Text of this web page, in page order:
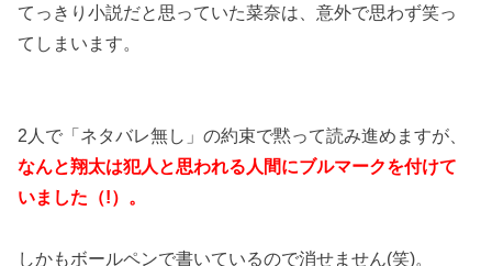
てっきり小説だと思っていた菜奈は、意外で思わず笑っ
てしまいます。
2人で「ネタバレ無し」の約束で黙って読み進めますが、
なんと翔太は犯人と思われる人間にブルマークを付けて
いました（!）。
しかもボールペンで書いているので消せません(笑)。